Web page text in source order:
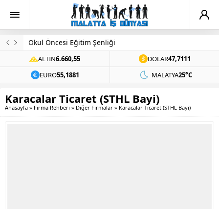
Okul Öncesi Eğitim Şenliği
ALTIN6.660,55 DOLAR47,7111
EURO55,1881 MALATYA25°C
Karacalar Ticaret (STHL Bayi)
Anasayfa » Firma Rehberi » Diğer Firmalar » Karacalar Ticaret (STHL Bayi)